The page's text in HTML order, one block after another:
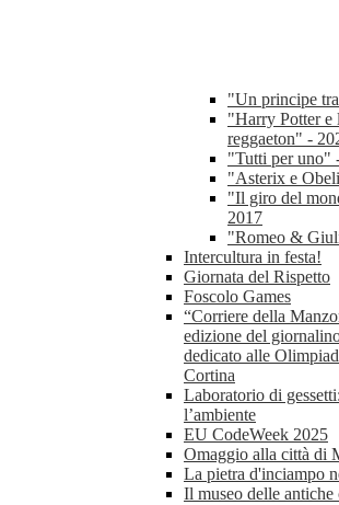
"Un principe
"Harry Potter e
reggaeton" -
"Tutti per uno"
"Asterix e
"Il giro del
2017
"Romeo &
Intercultura in festa!
Giornata del Rispetto
Foscolo Games
“Corriere della
edizione del
dedicato alle
Cortina
Laboratorio di
l’ambiente
EU CodeWeek 2025
Omaggio alla città di
La pietra d'inciampo
Il museo delle antiche